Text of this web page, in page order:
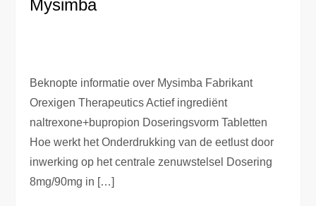
Mysimba
Beknopte informatie over Mysimba Fabrikant
Orexigen Therapeutics Actief ingrediënt
naltrexone+bupropion Doseringsvorm Tabletten
Hoe werkt het Onderdrukking van de eetlust door
inwerking op het centrale zenuwstelsel Dosering
8mg/90mg in […]